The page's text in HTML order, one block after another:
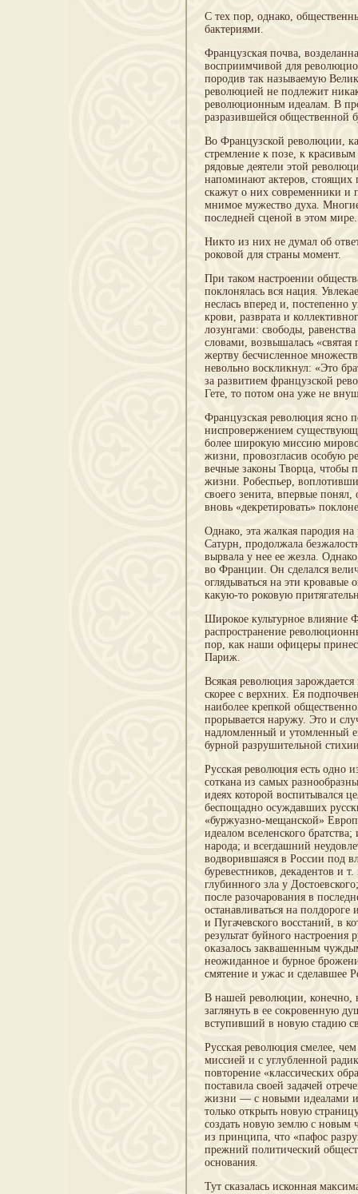
С тех пор, однако,
бактериями.
Французская почва,
восприимчивой для
породив так называемую
революцией не подлежит
революционным идеалам. В
разразившейся общественной
Во Французской революции,
стремление к позе, к
рядовые деятели этой
напоминают актеров,
скажут о них современники и
мнимое мужество духа.
последней сценой в этом мире.
Никто из них не думал об
роковой для страны момент.
При таком настроении
поклонялась вся нация.
неслась вперед и, постепенно
крови, разврата и
лозунгами: свободы,
словами, возвышалась
жертву бесчисленное
невольно воскликнул: «Это
за развитием французской
Гете, то потом она уже не
Французская революция ясно
ниспровержением
более широкую миссию
жизни, провозгласив особую
вечные законы Творца, чтобы
жизни. Робеспьер,
своего зенита, впервые понял,
вновь «декретировать»
Однако, эта жалкая пародия
Сатурн, продолжала
вырвала у нее ее жезла.
во Франции. Он сделался
оглядываться на эти
какую-то роковую
Широкое культурное влияние
распространение
пор, как наши офицеры
Париж.
Всякая революция
скорее с верхних. Ея
наиболее крепкой
прорывается наружу. Это и
надломленный и утомленный
бурной разрушительной
Русская революция есть одно
соткана из самых
идеях которой воспитывался
беспощадно осуждавших
«буржуазно-мещанской»
идеалом вселенского
народа; и всегдашний
водворившаяся в России под
буревестников, декадентов и
глубинного зла у
после разочарования в
останавливаться на
и Пугачевского восстаний, в
результат буйного
оказалось заквашенным
неожиданное и бурное
смятение и ужас и сделавшее
В нашей революции, конечно,
заглянуть в ее сокровенную
вступивший в новую стадию
Русская революция смелее,
миссией и с углубленной
повторение «классических
поставила своей задачей
жизни — с новыми идеалами и
только открыть новую
создать новую землю с новым
из принципа, что «пафос
прежний политический
основания.
Тут сказалась исконная